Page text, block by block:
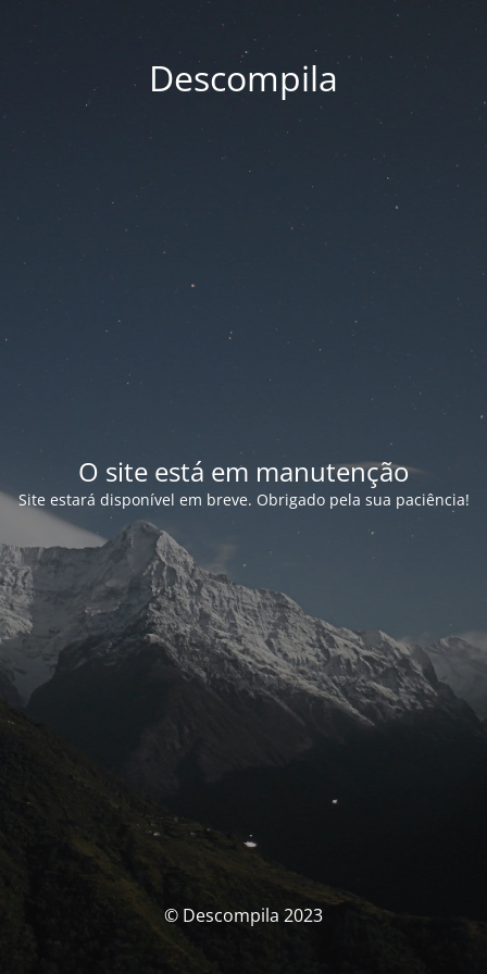
Descompila
O site está em manutenção
Site estará disponível em breve. Obrigado pela sua paciência!
© Descompila 2023